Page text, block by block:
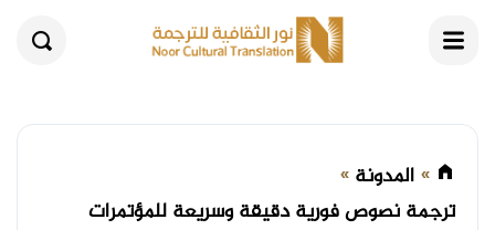
المدونة
ترجمة نصوص فورية دقيقة وسريعة للمؤتمرات